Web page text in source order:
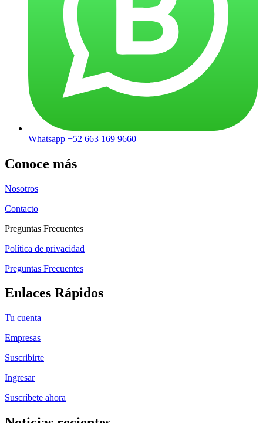
Whatsapp +52 663 169 9660
Conoce más
Nosotros
Contacto
Preguntas Frecuentes
Política de privacidad
Preguntas Frecuentes
Enlaces Rápidos
Tu cuenta
Empresas
Suscribirte
Ingresar
Suscríbete ahora